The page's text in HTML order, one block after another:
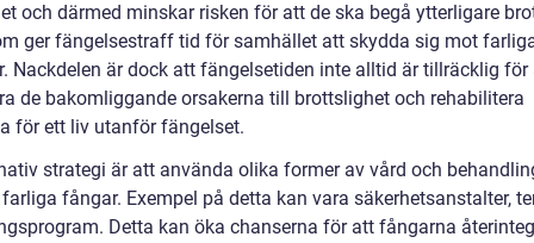
och därmed minskar risken för att de ska begå ytterligare
ger fängelsestraff tid för samhället att skydda sig mot
Nackdelen är dock att fängelsetiden inte alltid är tillräcklig för
de bakomliggande orsakerna till brottslighet och rehabilitera
för ett liv utanför fängelset.
strategi är att använda olika former av vård och
fångar. Exempel på detta kan vara säkerhetsanstalter,
Detta kan öka chanserna för att fångarna